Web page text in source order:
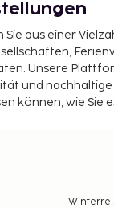
Sie aus einer
Unsere
und
können, wie Sie